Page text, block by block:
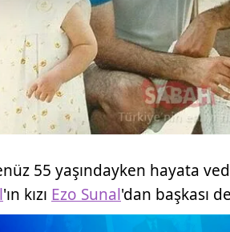
verileriniz işlenmekte olup gerekli
çerezler, sitemizin daha işlevsel
amaçlarıyla sınırlı olarak
yer alan panel vasıtasıyla
Metnimizi ziyaret
çerezlerle ilgili bilgi almak için lütfen
55 yaşındayken hayata
'ın kızı Ezo Sunal'dan başkası